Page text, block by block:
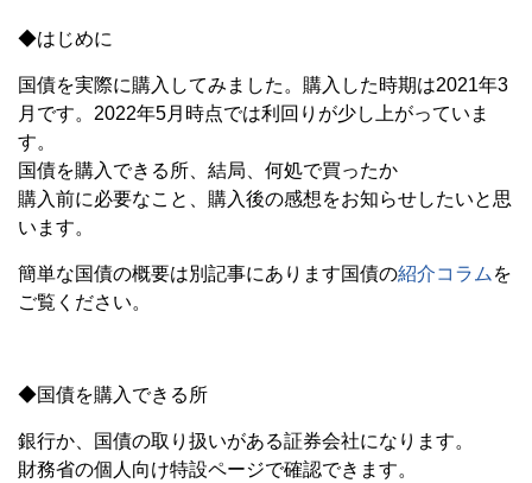
◆はじめに
国債を実際に購入してみました。購入した時期は2021年3
月です。2022年5月時点では利回りが少し上がっていま
す。
国債を購入できる所、結局、何処で買ったか
購入前に必要なこと、購入後の感想をお知らせしたいと思
います。
簡単な国債の概要は別記事にあります国債の紹介コラム を
ご覧ください。
◆国債を購入できる所
銀行か、国債の取り扱いがある証券会社になります。
財務省の個人向け特設ページで確認できます。